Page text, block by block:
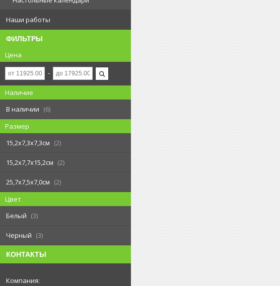
Наши работы
ФИЛЬТРЫ
Цена
Наличие
В наличии
6
Размер
15,2х7,3х7,3см
2
15,2х7,7х15,2см 2
25,7х7,5х7,0см
2
Цвет
Белый
3
Черный 3
КОНТАКТЫ